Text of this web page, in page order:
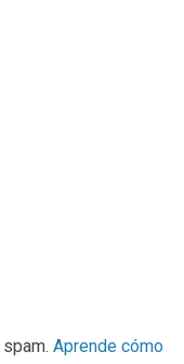
Aprende cómo